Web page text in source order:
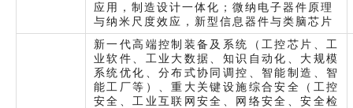
应用，制造设计一体化；微纳电子器件原理
与纳米尺度效应，新型信息器件与类脑芯片
新一代高端控制装备及系统（工控芯片、工
业软件、工业大数据、知识自动化、大规模
系统优化、分布式协同调控、智能制造、智
能工厂等）、重大关键设施综合安全（工控
安全、工业互联网安全、网络安全、安全检